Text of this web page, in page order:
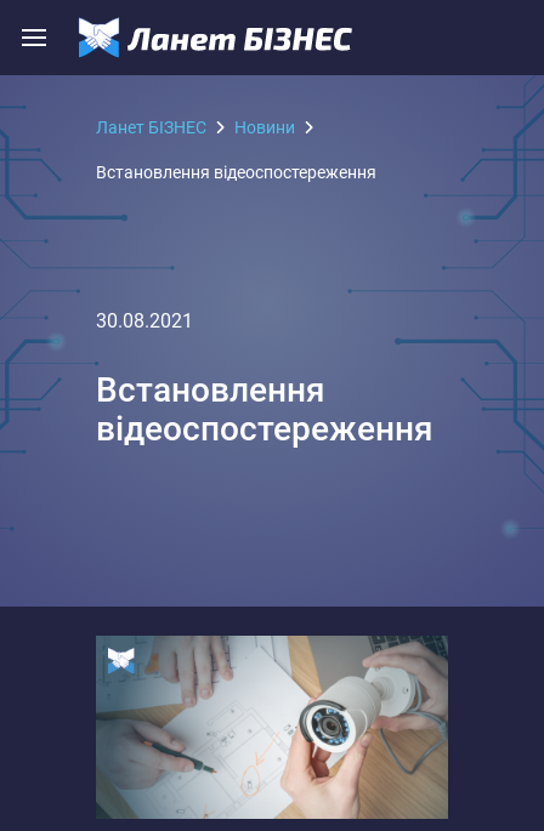
Ланет БІЗНЕС Новини
Встановлення відеоспостереження
30.08.2021
Встановлення
відеоспостереження